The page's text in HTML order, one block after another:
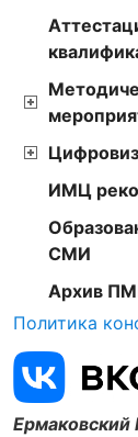
ИМЦ
СМИ
Архив
Политика